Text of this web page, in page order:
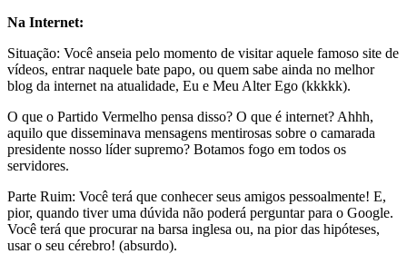
Na Internet:
Situação: Você anseia pelo momento de visitar aquele famoso site de
vídeos, entrar naquele bate papo, ou quem sabe ainda no melhor
blog da internet na atualidade, Eu e Meu Alter Ego (kkkkk).
O que o Partido Vermelho pensa disso? O que é internet? Ahhh,
aquilo que disseminava mensagens mentirosas sobre o camarada
presidente nosso líder supremo? Botamos fogo em todos os
servidores.
Parte Ruim: Você terá que conhecer seus amigos pessoalmente! E,
pior, quando tiver uma dúvida não poderá perguntar para o Google.
Você terá que procurar na barsa inglesa ou, na pior das hipóteses,
usar o seu cérebro! (absurdo).